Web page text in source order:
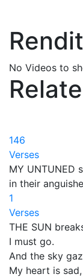
No Videos to
146
Verses
MY UNTUNED
in their
1
Verses
THE SUN
I must go.
And the sky
My heart is